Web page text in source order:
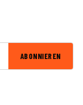
ABONNIEREN